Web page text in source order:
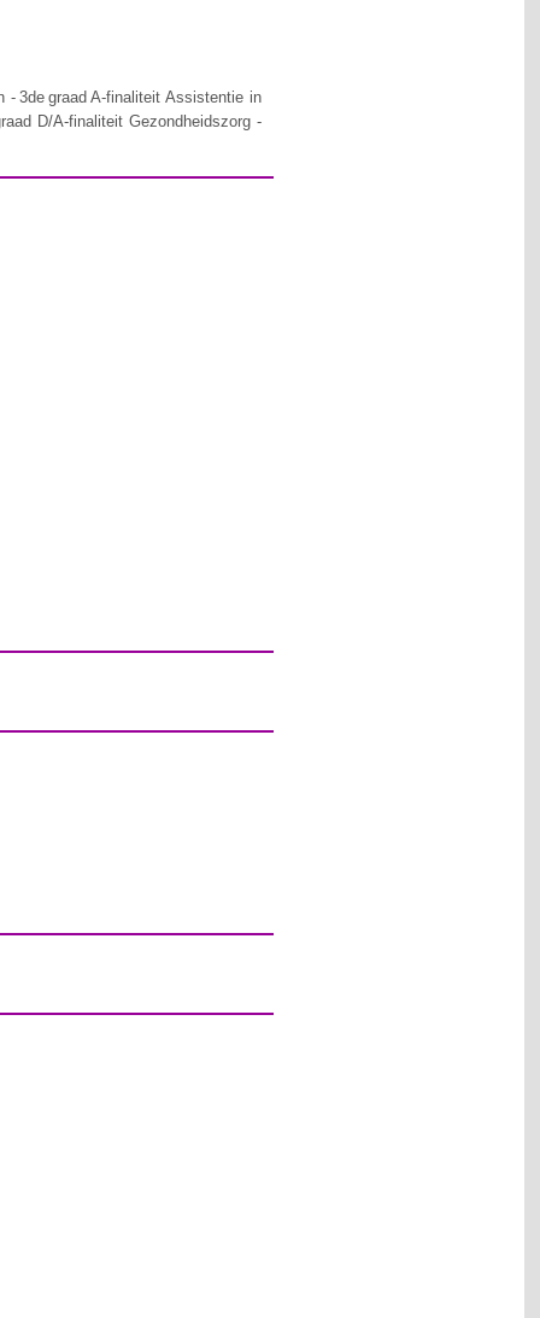
3de graad A-finaliteit Assistentie in
D/A-finaliteit Gezondheidszorg -